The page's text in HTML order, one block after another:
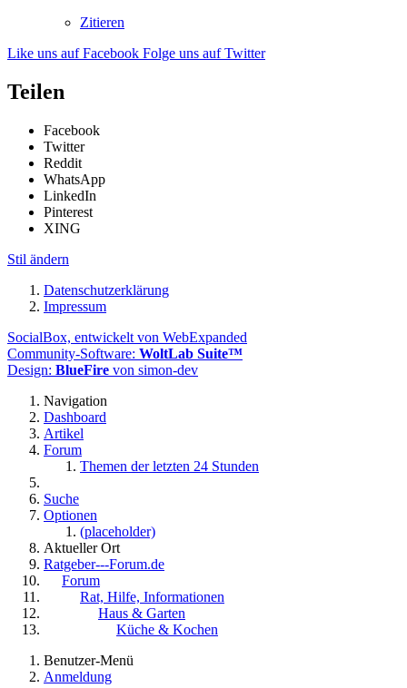
Zitieren
Like uns auf Facebook Folge uns auf Twitter
Teilen
Facebook
Twitter
Reddit
WhatsApp
LinkedIn
Pinterest
XING
Stil ändern
Datenschutzerklärung
Impressum
SocialBox, entwickelt von WebExpanded
Community-Software: WoltLab Suite™
Design: BlueFire von simon-dev
Navigation
Dashboard
Artikel
Forum
Themen der letzten 24 Stunden
Suche
Optionen
(placeholder)
Aktueller Ort
Ratgeber---Forum.de
Forum
Rat, Hilfe, Informationen
Haus & Garten
Küche & Kochen
Benutzer-Menü
Anmeldung